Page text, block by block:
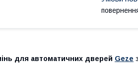
для автоматичних дверей Geze